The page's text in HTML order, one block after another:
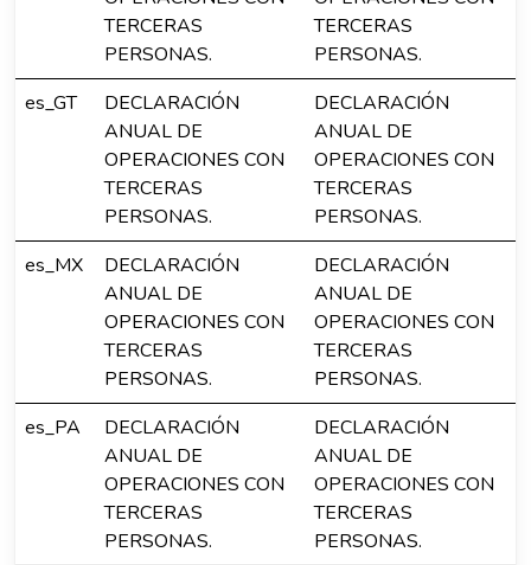
TERCERAS
PERSONAS.
TERCERAS
PERSONAS.
es_GT
DECLARACIÓN
ANUAL DE
OPERACIONES CON
TERCERAS
PERSONAS.
DECLARACIÓN
ANUAL DE
OPERACIONES CON
TERCERAS
PERSONAS.
es_MX
DECLARACIÓN
ANUAL DE
OPERACIONES CON
TERCERAS
PERSONAS.
DECLARACIÓN
ANUAL DE
OPERACIONES CON
TERCERAS
PERSONAS.
es_PA
DECLARACIÓN
ANUAL DE
OPERACIONES CON
TERCERAS
PERSONAS.
DECLARACIÓN
ANUAL DE
OPERACIONES CON
TERCERAS
PERSONAS.